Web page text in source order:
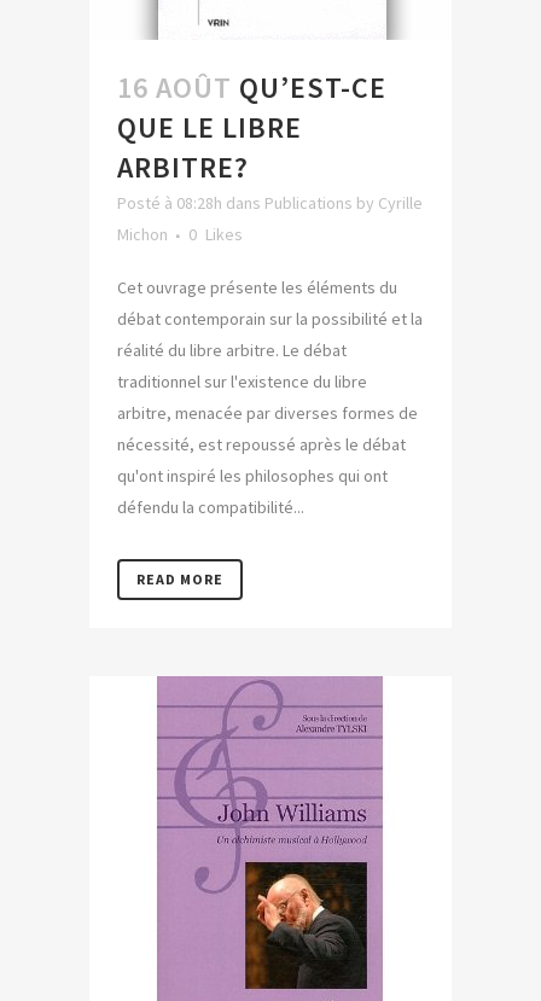
16 AOÛT QU’EST-CE
QUE LE LIBRE
ARBITRE?
Posté à 08:28h dans Publications by Cyrille
Michon
0 Likes
Cet ouvrage présente les éléments du
débat contemporain sur la possibilité et la
réalité du libre arbitre. Le débat
traditionnel sur l'existence du libre
arbitre, menacée par diverses formes de
nécessité, est repoussé après le débat
qu'ont inspiré les philosophes qui ont
défendu la compatibilité...
READ MORE